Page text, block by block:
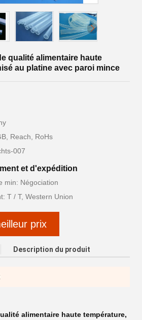
qualité alimentaire haute
au platine avec paroi mince
Reach, RoHs
007
et d'expédition
min: Négociation
T / T, Western Union
prix
Description du produit
alimentaire haute température,